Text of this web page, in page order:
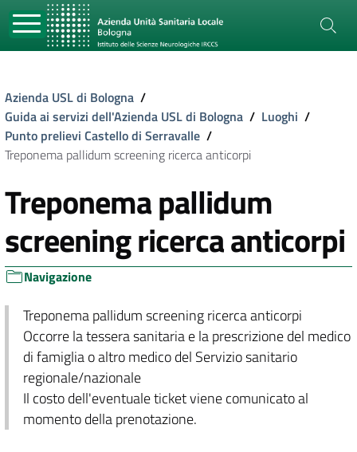
Azienda USL di Bologna /
Guida ai servizi dell'Azienda USL di Bologna / Luoghi /
Punto prelievi Castello di Serravalle /
Treponema pallidum screening ricerca anticorpi
Treponema pallidum
screening ricerca anticorpi
Navigazione
Treponema pallidum screening ricerca anticorpi
Occorre la tessera sanitaria e la prescrizione del medico
di famiglia o altro medico del Servizio sanitario
regionale/nazionale
Il costo dell'eventuale ticket viene comunicato al
momento della prenotazione.